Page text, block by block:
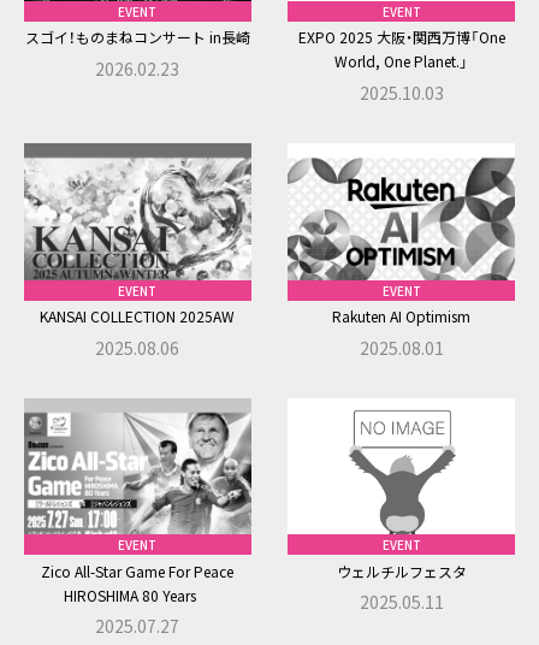
EVENT
スゴイ！ものまねコンサート in長崎
2026.02.23
EVENT
EXPO 2025 大阪・関西万博「One
World, One Planet.」
2025.10.03
EVENT
KANSAI COLLECTION 2025AW
2025.08.06
EVENT
Rakuten AI Optimism
2025.08.01
EVENT
Zico All-Star Game For Peace
HIROSHIMA 80 Years
2025.07.27
EVENT
ウェルチルフェスタ
2025.05.11
な限度を超えないものとします。 また、収集するにあたって
は、適正かつ公正な手段により行い、法令により例外として
扱うことが認められている場合を除き、利用目的を予め公表
するか、または取得後速やかにご本人に通知もしくは公表い
なお、ご本人から書面（インターネット上のWEBサイトの画
面等を含む）により直接個人情報を収集する場合には、法令
により例外として扱うことが認められている場合を除きそ
の都度予め利用目的を明示いたします。
3.個人情報の管理・保護について
株式会社ドリーム・ラボが個人情報を取り扱う際には、管理
の不正アクセスや紛失、破壊、改ざん等の危険に対しては適
切かつ合理的なレベルでの安全対策を実施するとともに、外
部への流出防止および個人情報の保護のために、必要かつ適
切な措置を講じます。
株式会社ドリーム・ラボは、個人情報に係るデータベース等
へのアクセス権を有する者を限定し社内においても不正な
利用がなされないよう厳重に管理いたします。